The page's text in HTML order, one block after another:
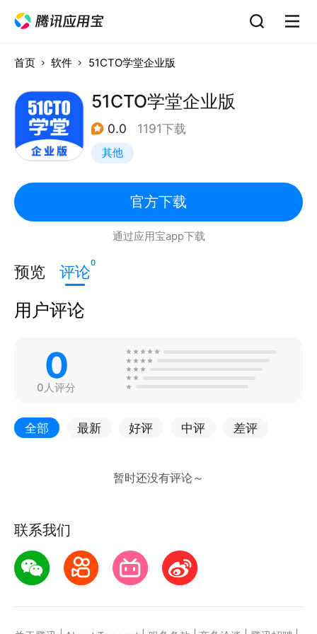
首页 软件 51CTO学堂企业版
51CTO学堂企业版
0.0 1191下载
其他
官方下载
通过应用宝app下载
预览 评论0
用户评论
0
0人评分
全部 最新 好评 中评 差评
联系我们